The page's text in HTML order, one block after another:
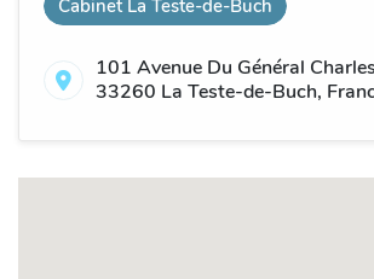
Cabinet La Teste-de-Buch
101 Avenue Du Général
33260 La Teste-de-Buch,